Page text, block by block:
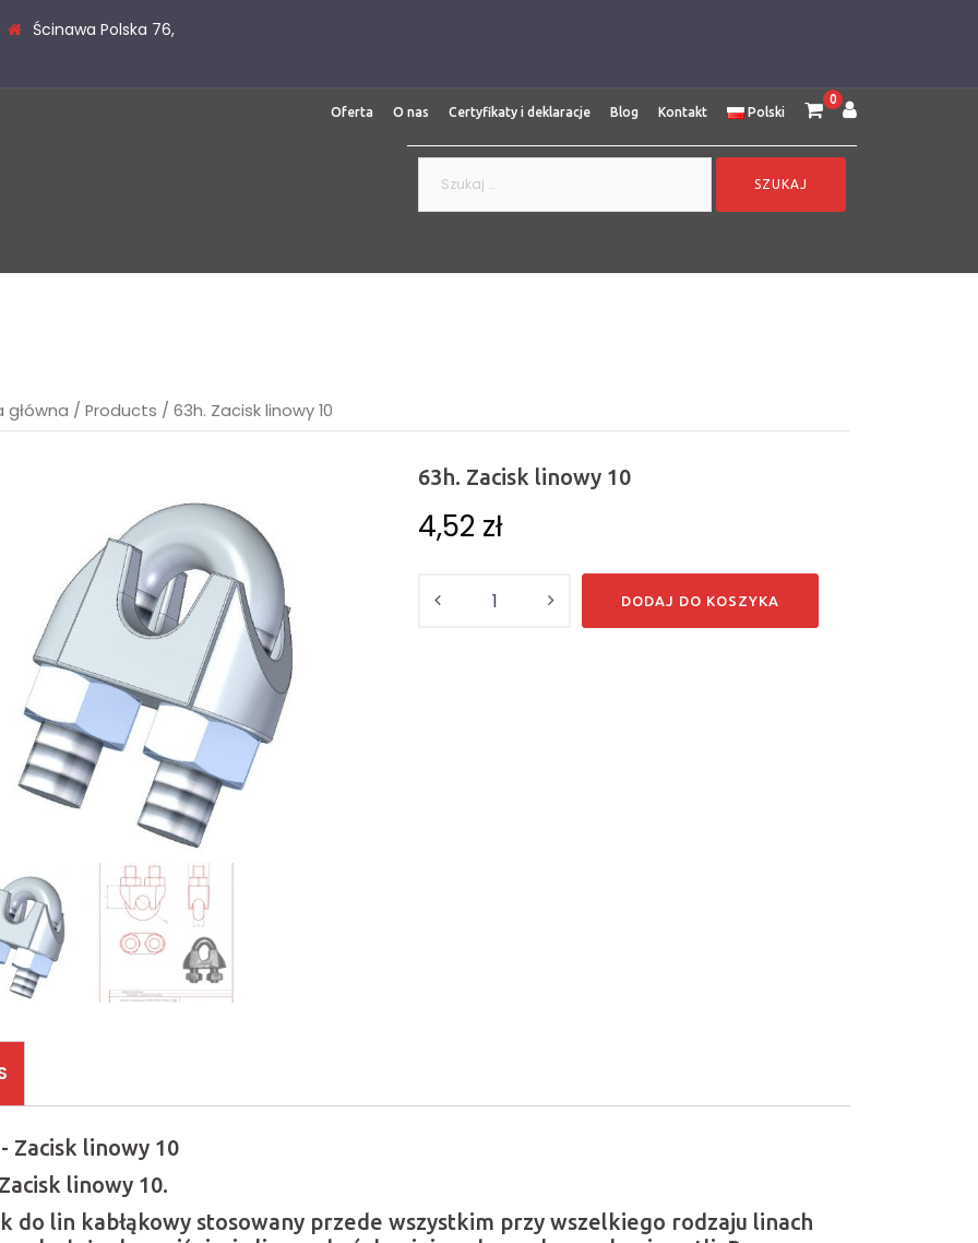
Ścinawa Polska 76,
Oferta O nas Certyfikaty i deklaracje Blog Kontakt Polski
0
główna / Products / 63h. Zacisk linowy 10
63h. Zacisk linowy 10
4,52 zł
DODAJ DO KOSZYKA
Zacisk linowy 10
linowy 10.
do lin kabłąkowy stosowany przede wszystkim przy wszelkiego rodzaju linach